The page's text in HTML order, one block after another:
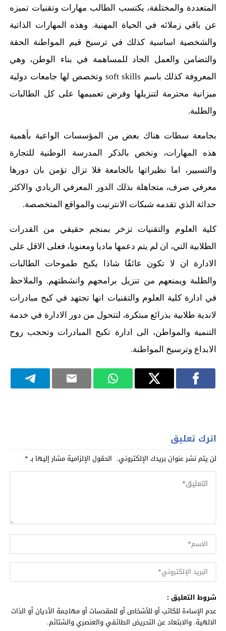
المتعددة والمختلفة، يكتسب الطالب مهارات وتقنيات تميزه
عن باقي زملائه في الحياة المهنية. وهذه المهارات الذاتية
والشخصية اساسية كذلك في ترسيخ قيم المواطنة الحقة
والتضامن والعمل الجاد للمساهمة في بناء الوطن، وهي
المعروفة كذلك باسم soft skills وتخصص لها جامعات دولية
ميزانية محترمة لتنزيلها وفرض تعميمها على كل الطالبات
والطلبة.
بجامعة سطات هناك بعض من المؤسسات الواعية بأهمية
هذه المهارات، ونخص بالذكر المدرسة الوطنية للتجارة
والتسيير، اما نظيراتها بالجامعة فلا تزال تؤمن بان دورها
معرفي صرف، متجاهلة بذلك الدور المعرفي الريادي والاكثر
حداثة الذي تقدمه شبكات الانترنيت والمواقع المتخصصة.
كلية العلوم والتقنيات تزخر بمنجم حقيقي من القدرات
الطلابية التي، ان لم يتم دعمها ماديا ومعنويا، فعلى الاقل على
الادارة ان لا تكون عائقًا شاذا يكبح طموحات الطالبات
والطلبة ويمنعهم من تنزيل برامجهم وانشطتهم. والملاحظ
في ادارة كلية العلوم والتقنيات انها تجتهد في كبح مبادرات
لاندية طلابية بذرائع مبتكرة، لتتحول من دور الادارة في خدمة
التنمية والمواطن، الى ادارة تكبح المبادرات وتحجب روح
الابداع وترسيخ المواطنة.
اترك تعليق
لن يتم نشر عنوان بريدك الإلكتروني. الحقول الإلزامية مشار إليها بـ*
شروط التعليق :
عدم الإساءة للكاتب أو للأشخاص أو للمقدسات أو مهاجمة الأديان أو الذات
الالهية. والابتعاد عن التحريض الطائفي والعنصري والشتائم.